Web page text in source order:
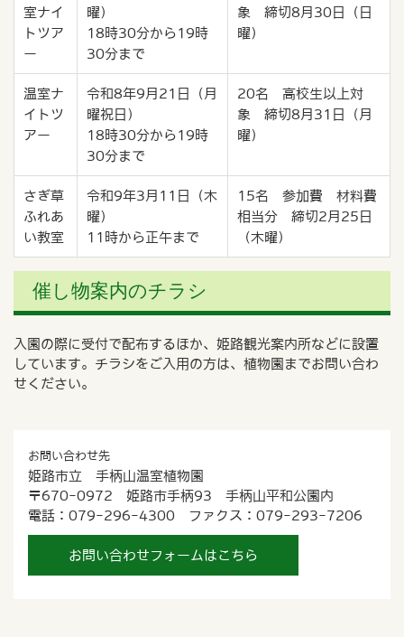
室ナイ
トツア
ー
曜）
18時30分から19時
30分まで
象 締切8月30日（日
曜）
温室ナ
イトツ
アー
令和8年9月21日（月
曜祝日）
18時30分から19時
30分まで
20名 高校生以上対
象 締切8月31日（月
曜）
さぎ草
ふれあ
い教室
令和9年3月11日（木
曜）
11時から正午まで
15名 参加費 材料費
相当分 締切2月25日
（木曜）
催し物案内のチラシ
入園の際に受付で配布するほか、姫路観光案内所などに設置
しています。チラシをご入用の方は、植物園までお問い合わ
せください。
お問い合わせ先
姫路市立 手柄山温室植物園
〒670-0972 姫路市手柄93 手柄山平和公園内
電話：079-296-4300 ファクス：079-293-7206
お問い合わせフォームはこちら